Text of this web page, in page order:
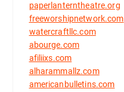
paperlanterntheatre.org
freeworshipnetwork.com
watercraftllc.com
abourge.com
afiliixs.com
alharammallz.com
americanbulletins.com